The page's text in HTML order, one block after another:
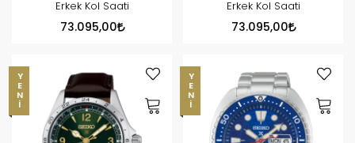
Erkek Kol Saati
73.095,00
Erkek Kol Saati
73.095,00
YENI YENI